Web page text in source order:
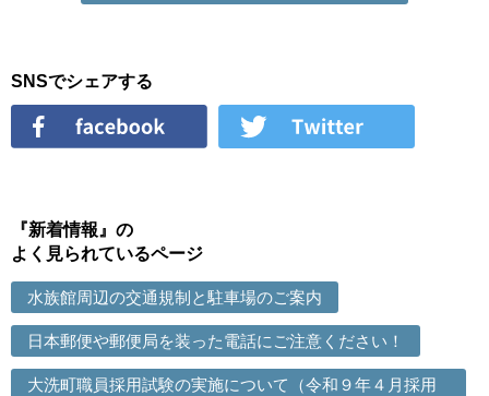
SNSでシェアする
『新着情報』の
よく見られているページ
水族館周辺の交通規制と駐車場のご案内
日本郵便や郵便局を装った電話にご注意ください！
大洗町職員採用試験の実施について（令和９年４月採用